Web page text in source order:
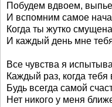
Побудем вдвоем,
И вспомним самое
Когда ты жутко
И каждый день мне
Все чувства я
Каждый раз, когда тебя
Будь всегда самой
Нет никого у меня